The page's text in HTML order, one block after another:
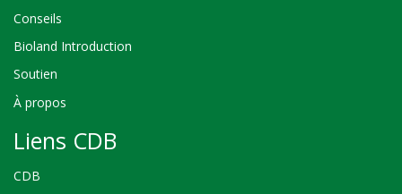
Conseils
Bioland Introduction
Soutien
À propos
Liens CDB
CDB